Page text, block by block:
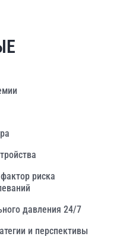
риска
давления 24/7
и перспективы